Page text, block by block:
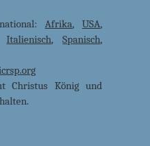
Afrika,USA,
Italienisch,Spanisch,
Christus König und